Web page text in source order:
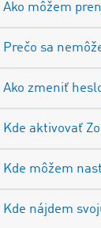
Ako môžem
Prečo sa
Ako zmeniť
Kde aktivovať
Kde môžem
Kde nájdem